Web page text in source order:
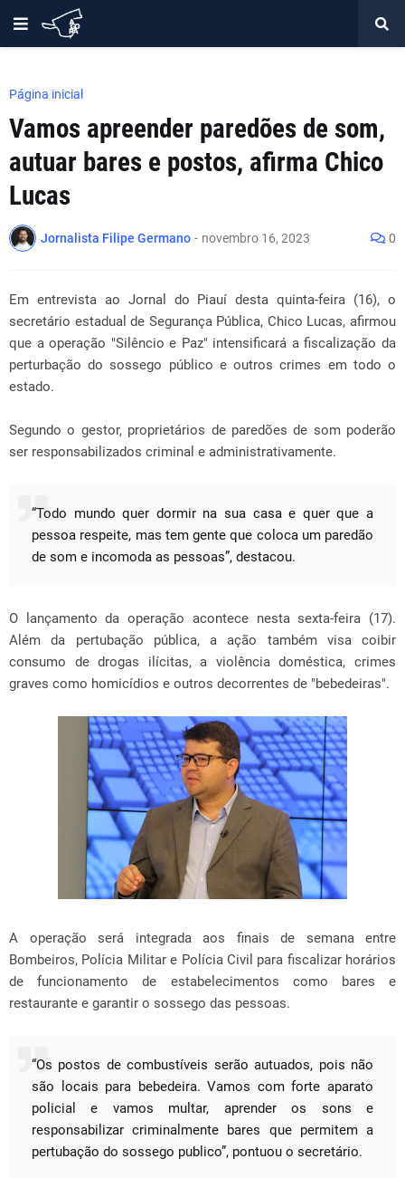
Página inicial
Vamos apreender paredões de som,
autuar bares e postos, afirma Chico
Lucas
Jornalista Filipe Germano - novembro 16, 2023 0
Em entrevista ao Jornal do Piauí desta quinta-feira (16), o
secretário estadual de Segurança Pública, Chico Lucas, afirmou
que a operação "Silêncio e Paz" intensificará a fiscalização da
perturbação do sossego público e outros crimes em todo o
estado.
Segundo o gestor, proprietários de paredões de som poderão
ser responsabilizados criminal e administrativamente.
“Todo mundo quer dormir na sua casa e quer que a
pessoa respeite, mas tem gente que coloca um paredão
de som e incomoda as pessoas”, destacou.
O lançamento da operação acontece nesta sexta-feira (17).
Além da pertubação pública, a ação também visa coibir
consumo de drogas ilícitas, a violência doméstica, crimes
graves como homicídios e outros decorrentes de "bebedeiras".
A operação será integrada aos finais de semana entre
Bombeiros, Polícia Militar e Polícia Civil para fiscalizar horários
de funcionamento de estabelecimentos como bares e
restaurante e garantir o sossego das pessoas.
“Os postos de combustíveis serão autuados, pois não
são locais para bebedeira. Vamos com forte aparato
policial e vamos multar, aprender os sons e
responsabilizar criminalmente bares que permitem a
pertubação do sossego publico”, pontuou o secretário.